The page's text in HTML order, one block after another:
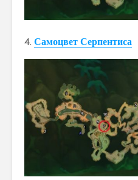
4. Самоцвет Серпентиса